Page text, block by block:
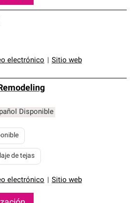
electrónico Sitio web
Disponible
electrónico Sitio web
de tejas